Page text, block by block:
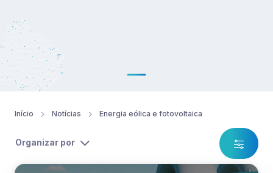
Início Notícias Energia eólica e fotovoltaica
Organizar por